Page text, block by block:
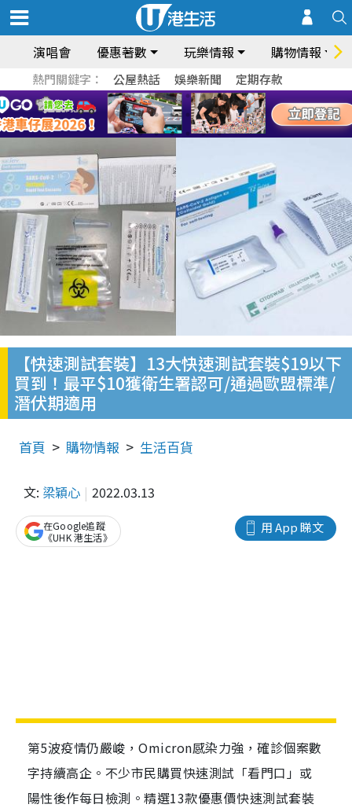
演唱會 優惠著數 玩樂情報 購物情報
熱門關鍵字： 公屋熱話 娛樂新聞 定期存款
【快速測試套裝】13大快速測試套裝$19以下
買到！最平$10獲衛生署認可/通過歐盟標準/
潛伏期適用
首頁 購物情報 生活百貨
文: 梁穎心 2022.03.13
用 App 睇文
在Google追蹤
《UHK 港生活》
第5波疫情仍嚴峻，Omicron感染力強，確診個案數
字持續高企。不少市民購買快速測試「看門口」或
陽性後作每日檢測。精選13款優惠價快速測試套裝